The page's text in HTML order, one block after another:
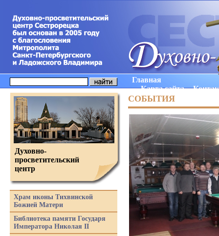
Главная
Карта сайта
СОБЫТИЯ
Духовно-
просветительский
центр
Храм иконы Тихвинской
Божией Матери
Библиотека памяти Государя
Императора Николая II